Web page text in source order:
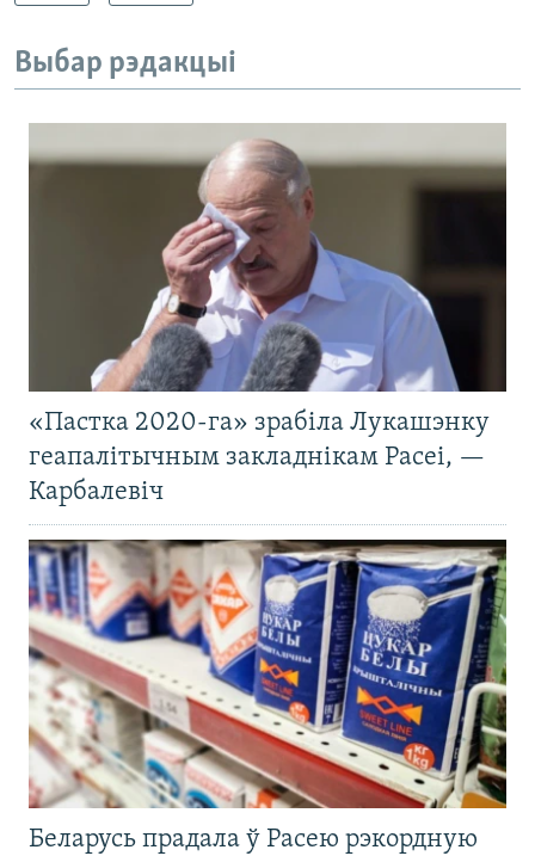
Выбар рэдакцыі
«Пастка 2020-га» зрабіла Лукашэнку
геапалітычным закладнікам Расеі, —
Карбалевіч
Беларусь прадала ў Расею рэкордную